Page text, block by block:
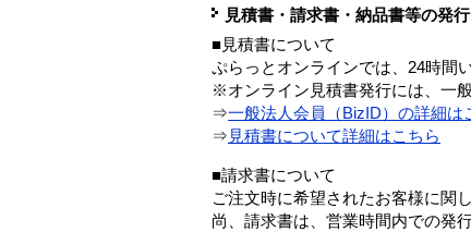
見積書・請求書・納品書等の発
■見積書について
ぷらっとオンラインでは、24時間
※オンライン見積書発行には、一
⇒一般法人会員（BizID）の詳細は
⇒ 見積書について詳細はこちら
■請求書について
ご注文時に希望されたお客様に関
尚、請求書は、営業時間内での発